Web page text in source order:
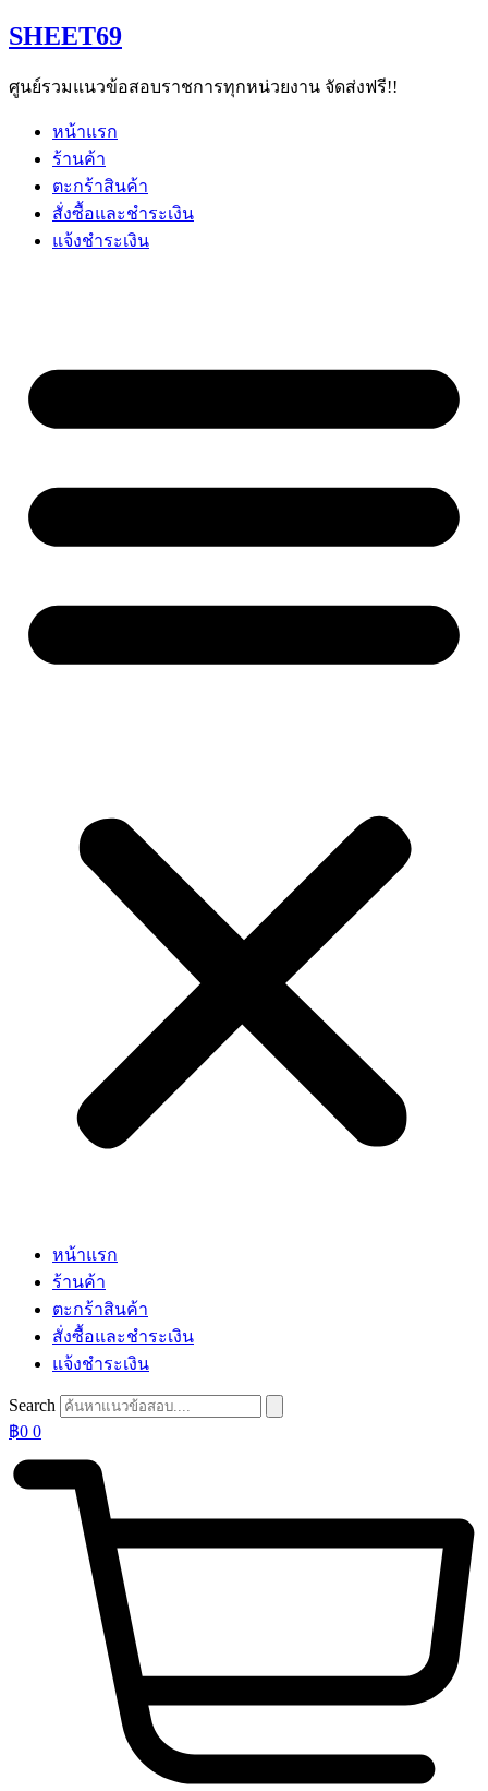
Skip
to
SHEET69
ศูนย์รวมแนวข้อสอบราชการทุกหน่วยงาน จัดส่งฟรี!!
หน้าแรก
ร้านค้า
ตะกร้าสินค้า
สั่งซื้อและชำระเงิน
แจ้งชำระเงิน
หน้าแรก
ร้านค้า
ตะกร้าสินค้า
สั่งซื้อและชำระเงิน
แจ้งชำระเงิน
Search
฿0 0